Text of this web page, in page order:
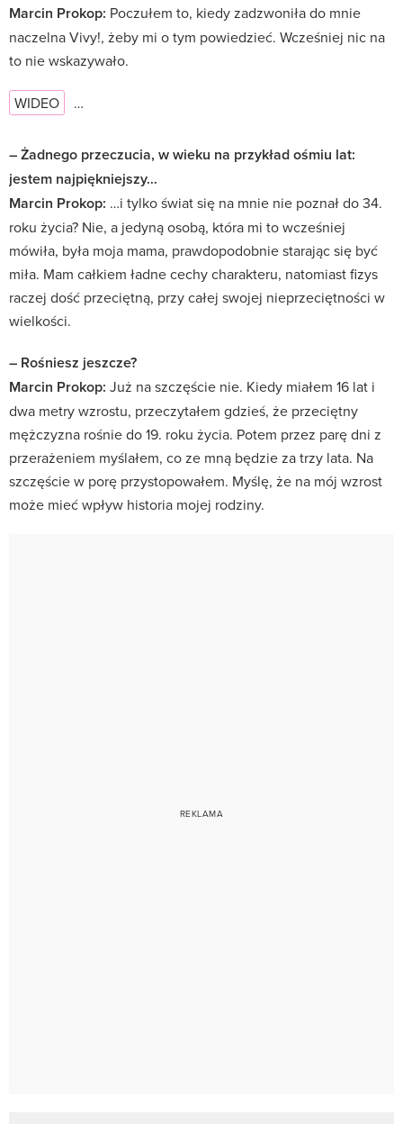
Marcin Prokop: Poczułem to, kiedy zadzwoniła do mnie
naczelna Vivy!, żeby mi o tym powiedzieć. Wcześniej nic na
to nie wskazywało.
WIDEO …
– Żadnego przeczucia, w wieku na przykład ośmiu lat:
jestem najpiękniejszy…
Marcin Prokop: …i tylko świat się na mnie nie poznał do 34.
roku życia? Nie, a jedyną osobą, która mi to wcześniej
mówiła, była moja mama, prawdopodobnie starając się być
miła. Mam całkiem ładne cechy charakteru, natomiast fizys
raczej dość przeciętną, przy całej swojej nieprzeciętności w
wielkości.
– Rośniesz jeszcze?
Marcin Prokop: Już na szczęście nie. Kiedy miałem 16 lat i
dwa metry wzrostu, przeczytałem gdzieś, że przeciętny
mężczyzna rośnie do 19. roku życia. Potem przez parę dni z
przerażeniem myślałem, co ze mną będzie za trzy lata. Na
szczęście w porę przystopowałem. Myślę, że na mój wzrost
może mieć wpływ historia mojej rodziny.